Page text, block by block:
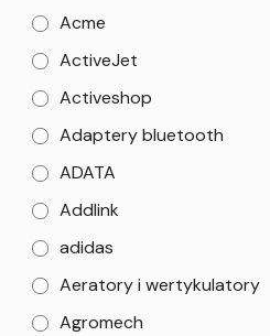
Acme
ActiveJet
Activeshop
Adaptery bluetooth
ADATA
Addlink
adidas
Aeratory i wertykulatory
Agromech